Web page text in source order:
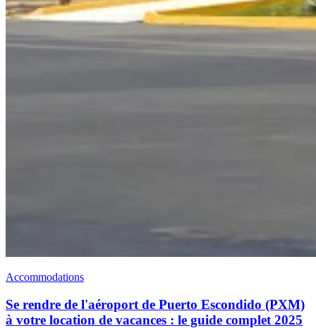
Accommodations
Se rendre de l'aéroport de Puerto Escondido (PXM)
à votre location de vacances : le guide complet 2025